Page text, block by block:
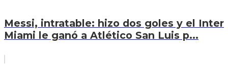
Messi, intratable: hizo dos goles y el Inter
Miami le ganó a Atlético San Luis p...